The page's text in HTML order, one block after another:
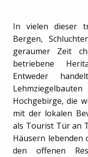
In vielen dieser
Bergen,
geraumer Zeit
betriebene
Entweder
Hochgebirge, die
mit der lokalen
als Tourist Tür an
Häusern lebenden
den offenen